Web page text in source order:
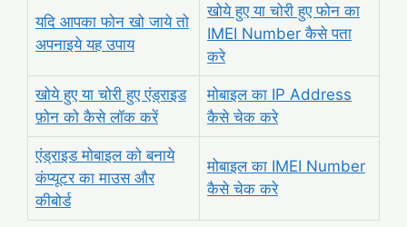
यदि आपका फोन खो जाये तो
अपनाइये यह उपाय
खोये हुए या चोरी हुए फोन का
IMEI Number कैसे पता
करे
खोये हुए या चोरी हुए एंड्राइड
फ़ोन को कैसे लॉक करें
मोबाइल का IP Address
कैसे चेक करे
एंड्राइड मोबाइल को बनाये
कंप्यूटर का माउस और
कीबोर्ड
मोबाइल का IMEI Number
कैसे चेक करे